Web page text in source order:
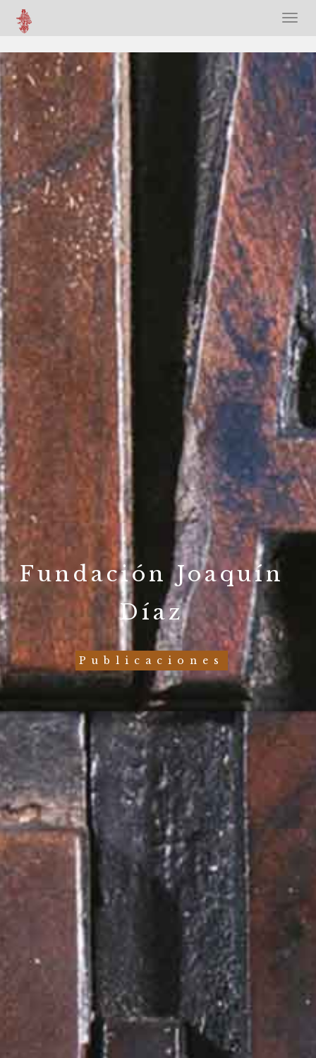
Fundación Joaquín
Díaz
Publicaciones